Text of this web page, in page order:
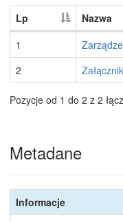
Lp Nazwa
1
2
Pozycje od 1 do 2 z 2
Metadane
Informacje